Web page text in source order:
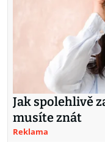
Jak spolehlivě
musíte znát
Reklama